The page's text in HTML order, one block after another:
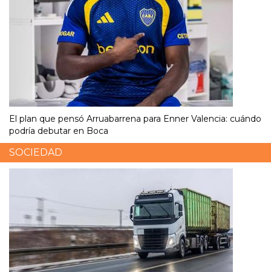
El plan que pensó Arruabarrena para Enner Valencia: cuándo
podría debutar en Boca
SOCIEDAD